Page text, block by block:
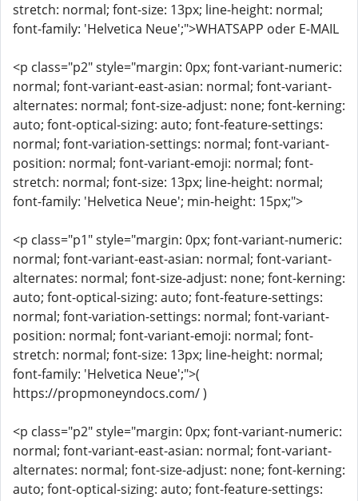
stretch: normal; font-size: 13px; line-height: normal;
font-family: 'Helvetica Neue';">WHATSAPP oder E-MAIL
<p class="p2" style="margin: 0px; font-variant-numeric:
normal; font-variant-east-asian: normal; font-variant-
alternates: normal; font-size-adjust: none; font-kerning:
auto; font-optical-sizing: auto; font-feature-settings:
normal; font-variation-settings: normal; font-variant-
position: normal; font-variant-emoji: normal; font-
stretch: normal; font-size: 13px; line-height: normal;
font-family: 'Helvetica Neue'; min-height: 15px;">
<p class="p1" style="margin: 0px; font-variant-numeric:
normal; font-variant-east-asian: normal; font-variant-
alternates: normal; font-size-adjust: none; font-kerning:
auto; font-optical-sizing: auto; font-feature-settings:
normal; font-variation-settings: normal; font-variant-
position: normal; font-variant-emoji: normal; font-
stretch: normal; font-size: 13px; line-height: normal;
font-family: 'Helvetica Neue';">(
https://propmoneyndocs.com/ )
<p class="p2" style="margin: 0px; font-variant-numeric:
normal; font-variant-east-asian: normal; font-variant-
alternates: normal; font-size-adjust: none; font-kerning:
auto; font-optical-sizing: auto; font-feature-settings: